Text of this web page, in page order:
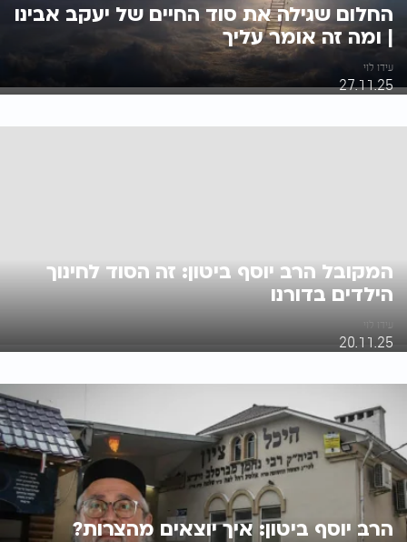
החלום שגילה את סוד החיים של יעקב אבינו
| ומה זה אומר עליך
עידו לוי
27.11.25
המקובל הרב יוסף ביטון: זה הסוד לחינוך
הילדים בדורנו
עידו לוי
20.11.25
הרב יוסף ביטון: איך יוצאים מהצרות?